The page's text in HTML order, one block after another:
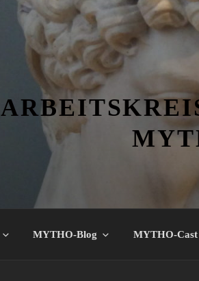
MYTHO-Blog MYTHO-Cast